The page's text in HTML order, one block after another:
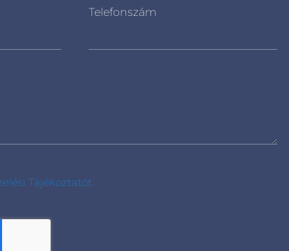
Telefonszám
Tájékoztatót.